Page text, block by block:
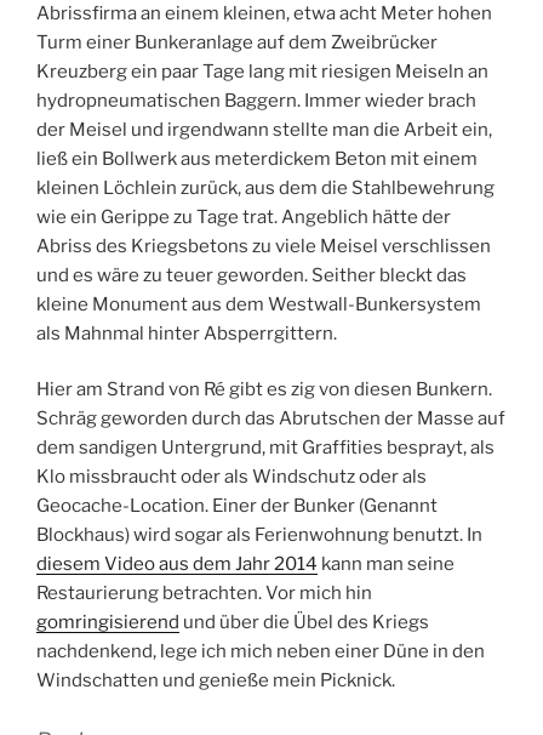
Abrissfirma an einem kleinen, etwa acht Meter hohen
Turm einer Bunkeranlage auf dem Zweibrücker
Kreuzberg ein paar Tage lang mit riesigen Meiseln an
hydropneumatischen Baggern. Immer wieder brach
der Meisel und irgendwann stellte man die Arbeit ein,
ließ ein Bollwerk aus meterdickem Beton mit einem
kleinen Löchlein zurück, aus dem die Stahlbewehrung
wie ein Gerippe zu Tage trat. Angeblich hätte der
Abriss des Kriegsbetons zu viele Meisel verschlissen
und es wäre zu teuer geworden. Seither bleckt das
kleine Monument aus dem Westwall-Bunkersystem
als Mahnmal hinter Absperrgittern.
Hier am Strand von Ré gibt es zig von diesen Bunkern.
Schräg geworden durch das Abrutschen der Masse auf
dem sandigen Untergrund, mit Graffities besprayt, als
Klo missbraucht oder als Windschutz oder als
Geocache-Location. Einer der Bunker (Genannt
Blockhaus) wird sogar als Ferienwohnung benutzt. In
diesem Video aus dem Jahr 2014 kann man seine
Restaurierung betrachten. Vor mich hin
gomringisierend und über die Übel des Kriegs
nachdenkend, lege ich mich neben einer Düne in den
Windschatten und genieße mein Picknick.